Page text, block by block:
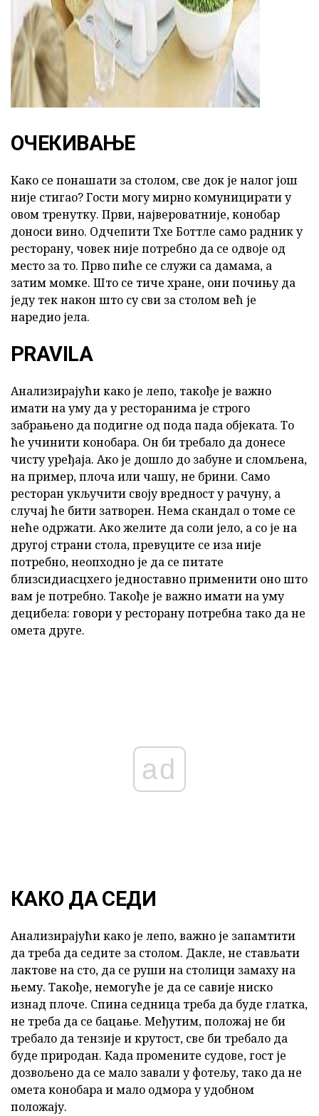
ОЧЕКИВАЊЕ
Како се понашати за столом, све док је налог још
није стигао? Гости могу мирно комуницирати у
овом тренутку. Први, највероватније, конобар
доноси вино. Одчепити Тхе Боттле само радник у
ресторану, човек није потребно да се одвоје од
место за то. Прво пиће се служи са дамама, а
затим момке. Што се тиче хране, они почињу да
једу тек након што су сви за столом већ је
наредио јела.
PRAVILA
Анализирајући како је лепо, такође је важно
имати на уму да у ресторанима је строго
забрањено да подигне од пода пада објеката. То
ће учинити конобара. Он би требало да донесе
чисту уређаја. Ако је дошло до забуне и сломљена,
на пример, плоча или чашу, не брини. Само
ресторан укључити своју вредност у рачуну, а
случај ће бити затворен. Нема скандал о томе се
неће одржати. Ако желите да соли јело, а со је на
другој страни стола, превуците се иза није
потребно, неопходно је да се питате
близсидиасцхего једноставно применити оно што
вам је потребно. Такође је важно имати на уму
децибела: говори у ресторану потребна тако да не
омета друге.
ad
КАКО ДА СЕДИ
Анализирајући како је лепо, важно је запамтити
да треба да седите за столом. Дакле, не стављати
лактове на сто, да се руши на столици замаху на
њему. Такође, немогуће је да се савије ниско
изнад плоче. Спина седница треба да буде глатка,
не треба да се бацање. Међутим, положај не би
требало да тензије и крутост, све би требало да
буде природан. Када промените судове, гост је
дозвољено да се мало завали у фотељу, тако да не
омета конобара и мало одмора у удобном
положају.